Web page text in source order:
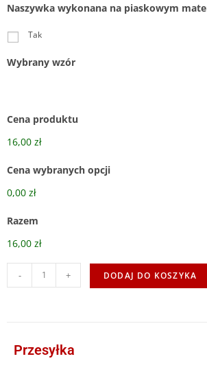
Naszywka wykonana na piaskowym
Tak
Wybrany wzór
Cena produktu
16,00 zł
Cena wybranych opcji
0,00 zł
Razem
16,00 zł
- + DODAJ DO KOSZYKA
Przesyłka